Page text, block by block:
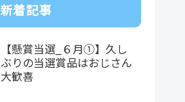
新着記事
【懸賞当選_６月①】久し
ぶりの当選賞品はおじさん
大歓喜